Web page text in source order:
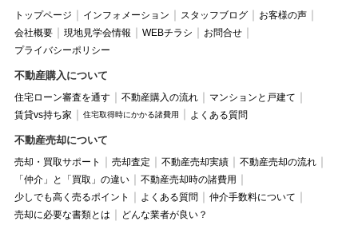
トップページ インフォメーション スタッフブログ
お客様の声
会社概要
現地見学会情報 WEBチラシ
お問合せ
プライバシーポリシー
不動産購入について
住宅ローン審査を通す 不動産購入の流れ
マンションと戸建て
賃貸vs持ち家
住宅取得時にかかる諸費用 よくある質問
不動産売却について
売却・買取サポート 売却査定 不動産売却実績
不動産売却の流れ
「仲介」と「買取」の違い
不動産売却時の諸費用
少しでも高く売るポイント
よくある質問
仲介手数料について
売却に必要な書類とは
どんな業者が良い？